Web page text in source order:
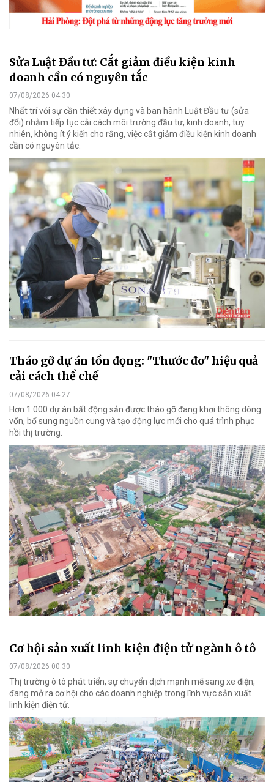
Sửa Luật Đầu tư: Cắt giảm điều kiện kinh
doanh cần có nguyên tắc
07/08/2026 04:30
Nhất trí với sự cần thiết xây dựng và ban hành Luật Đầu tư (sửa
đổi) nhằm tiếp tục cải cách môi trường đầu tư, kinh doanh, tuy
nhiên, không ít ý kiến cho rằng, việc cắt giảm điều kiện kinh doanh
cần có nguyên tắc.
Tháo gỡ dự án tồn đọng: "Thước đo" hiệu quả
cải cách thể chế
07/08/2026 04:27
Hơn 1.000 dự án bất động sản được tháo gỡ đang khơi thông dòng
vốn, bổ sung nguồn cung và tạo động lực mới cho quá trình phục
hồi thị trường.
Cơ hội sản xuất linh kiện điện tử ngành ô tô
07/08/2026 00:30
Thị trường ô tô phát triển, sự chuyển dịch mạnh mẽ sang xe điện,
đang mở ra cơ hội cho các doanh nghiệp trong lĩnh vực sản xuất
linh kiện điện tử.